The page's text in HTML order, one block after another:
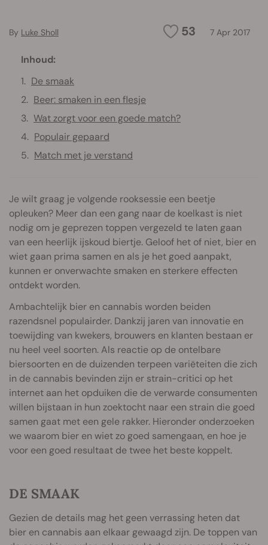
53 7 Apr 2017
By Luke Sholl
Inhoud:
De smaak
Beer: smaken in een flesje
Wat zorgt voor een goede match?
Populair gepaard
Match met je verstand
Je wilt graag je volgende rooksessie een beetje
opleuken? Meer dan een gang naar de koelkast is niet
nodig om je geprezen toppen vergezeld te laten gaan
van een heerlijk ijskoud biertje. Geloof het of niet, bier en
wiet gaan prima samen en als je het goed aanpakt,
kunnen er onverwachte smaken en sterkere effecten
ontdekt worden.
Ambachtelijk bier en cannabis worden beiden
razendsnel populairder. Dankzij jaren van innovatie en
toewijding van kwekers, brouwers en klanten bestaan er
nu heel veel soorten. Als reactie op de ontelbare
biersoorten en de duizenden terpeen variëteiten die zich
in de cannabis bevinden zijn er strain-critici op het
internet aan het opduiken die de verwarde consumenten
willen bijstaan in hun zoektocht naar een strain die goed
samen gaat met een gele rakker. Hieronder onderzoeken
we waarom bier en wiet zo goed samengaan, en hoe je
voor een goed resultaat de twee het beste koppelt.
DE SMAAK
Gezien de details mag het geen verrassing heten dat
bier en cannabis aan elkaar gewaagd zijn. De toppen van